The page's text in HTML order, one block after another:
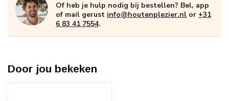
Of heb je hulp nodig bij bestellen? Bel, app
of mail gerust info@houtenplezier.nl or +31
6 83 41 7554.
Door jou bekeken